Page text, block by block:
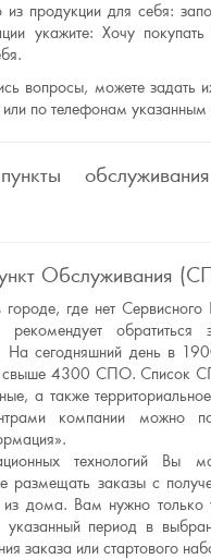
из продукции для себя:
укажите: Хочу
вопросы, можете задать
или по телефонам указанным
Обслуживания
где нет
обратиться
сегодняшний день в
свыше 4300 СПО. Список
а также
компании можно
технологий Вы
размещать заказы с
дома. Вам нужно только
период в
заказа или стартового